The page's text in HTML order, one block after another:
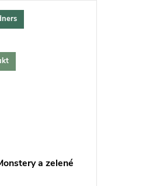
a zelené